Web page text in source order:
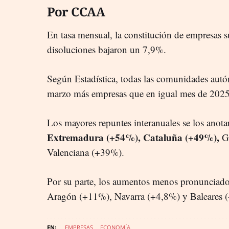
Por CCAA
En tasa mensual, la constitución de
disoluciones bajaron un 7,9%.
Según Estadística, todas las comunidades
marzo más empresas que en igual mes de
Los mayores repuntes interanuales se los
Extremadura (+54%), Cataluña (+49%),
Valenciana (+39%).
Por su parte, los aumentos menos
Aragón (+11%), Navarra (+4,8%) y Baleares
EMPRESAS ECONOMÍA